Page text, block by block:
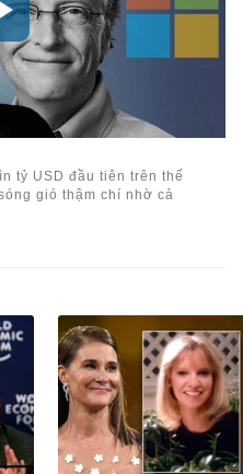
tỷ USD đầu tiên trên thế
gió thậm chí nhờ cả